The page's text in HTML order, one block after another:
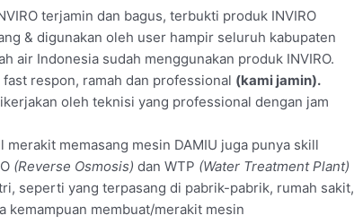
terjamin dan bagus, terbukti produk INVIRO
& digunakan oleh user hampir seluruh kabupaten
air Indonesia sudah menggunakan produk INVIRO.
fast respon, ramah dan professional (kami jamin).
oleh teknisi yang professional dengan jam
merakit memasang mesin DAMIU juga punya skill
(Reverse Osmosis) dan WTP (Water Treatment Plant)
seperti yang terpasang di pabrik-pabrik, rumah sakit,
kemampuan membuat/merakit mesin